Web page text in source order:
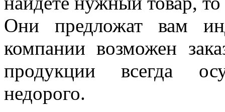
Они предложат вам
компании возможен
продукции всегда
недорого.